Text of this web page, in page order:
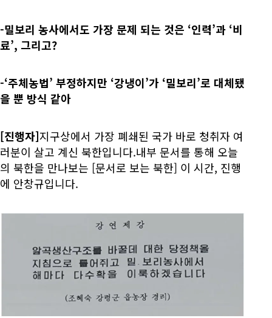
-밀보리 농사에서도 가장 문제 되는 것은 ‘인력’과 ‘비
료’, 그리고?
-‘주체농법’ 부정하지만 ‘강냉이’가 ‘밀보리’로 대체됐
을 뿐 방식 같아
[진행자]지구상에서 가장 폐쇄된 국가 바로 청취자 여
러분이 살고 계신 북한입니다.내부 문서를 통해 오늘
의 북한을 만나보는 [문서로 보는 북한] 이 시간, 진행
에 안창규입니다.